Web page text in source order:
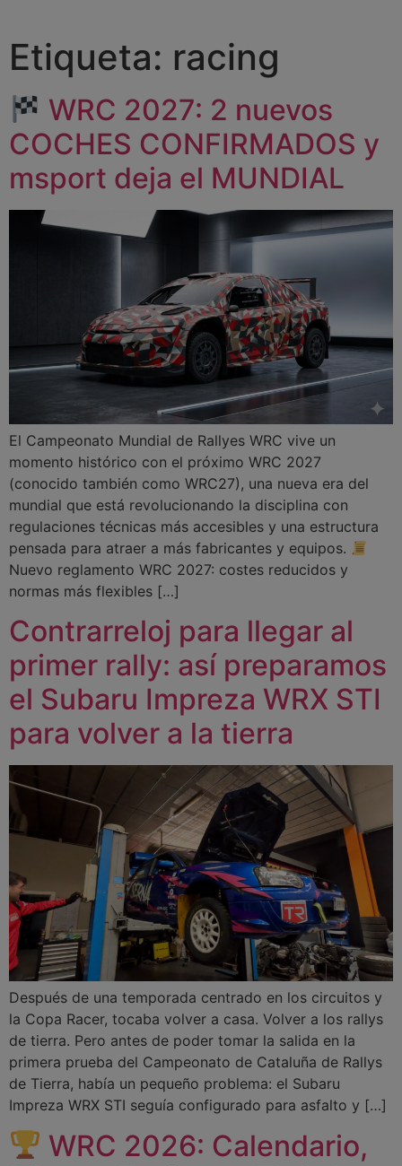
Etiqueta: racing
WRC 2027: 2 nuevos
COCHES CONFIRMADOS y
msport deja el MUNDIAL
El Campeonato Mundial de Rallyes WRC vive un
momento histórico con el próximo WRC 2027
(conocido también como WRC27), una nueva era del
mundial que está revolucionando la disciplina con
regulaciones técnicas más accesibles y una estructura
pensada para atraer a más fabricantes y equipos.
Nuevo reglamento WRC 2027: costes reducidos y
normas más flexibles […]
Contrarreloj para llegar al
primer rally: así preparamos
el Subaru Impreza WRX STI
para volver a la tierra
Después de una temporada centrado en los circuitos y
la Copa Racer, tocaba volver a casa. Volver a los rallys
de tierra. Pero antes de poder tomar la salida en la
primera prueba del Campeonato de Cataluña de Rallys
de Tierra, había un pequeño problema: el Subaru
Impreza WRX STI seguía configurado para asfalto y […]
WRC 2026: Calendario,